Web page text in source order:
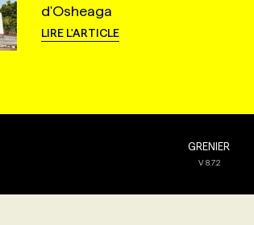
d'Osheaga
LIRE L'ARTICLE
GRENIER
V8.7.2